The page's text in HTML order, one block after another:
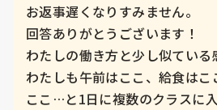
お返事遅くなりすみません。
回答ありがとうございます！
わたしの働き方と少し似ている
わたしも午前はここ、給食は
ここ…と1日に複数のクラスに